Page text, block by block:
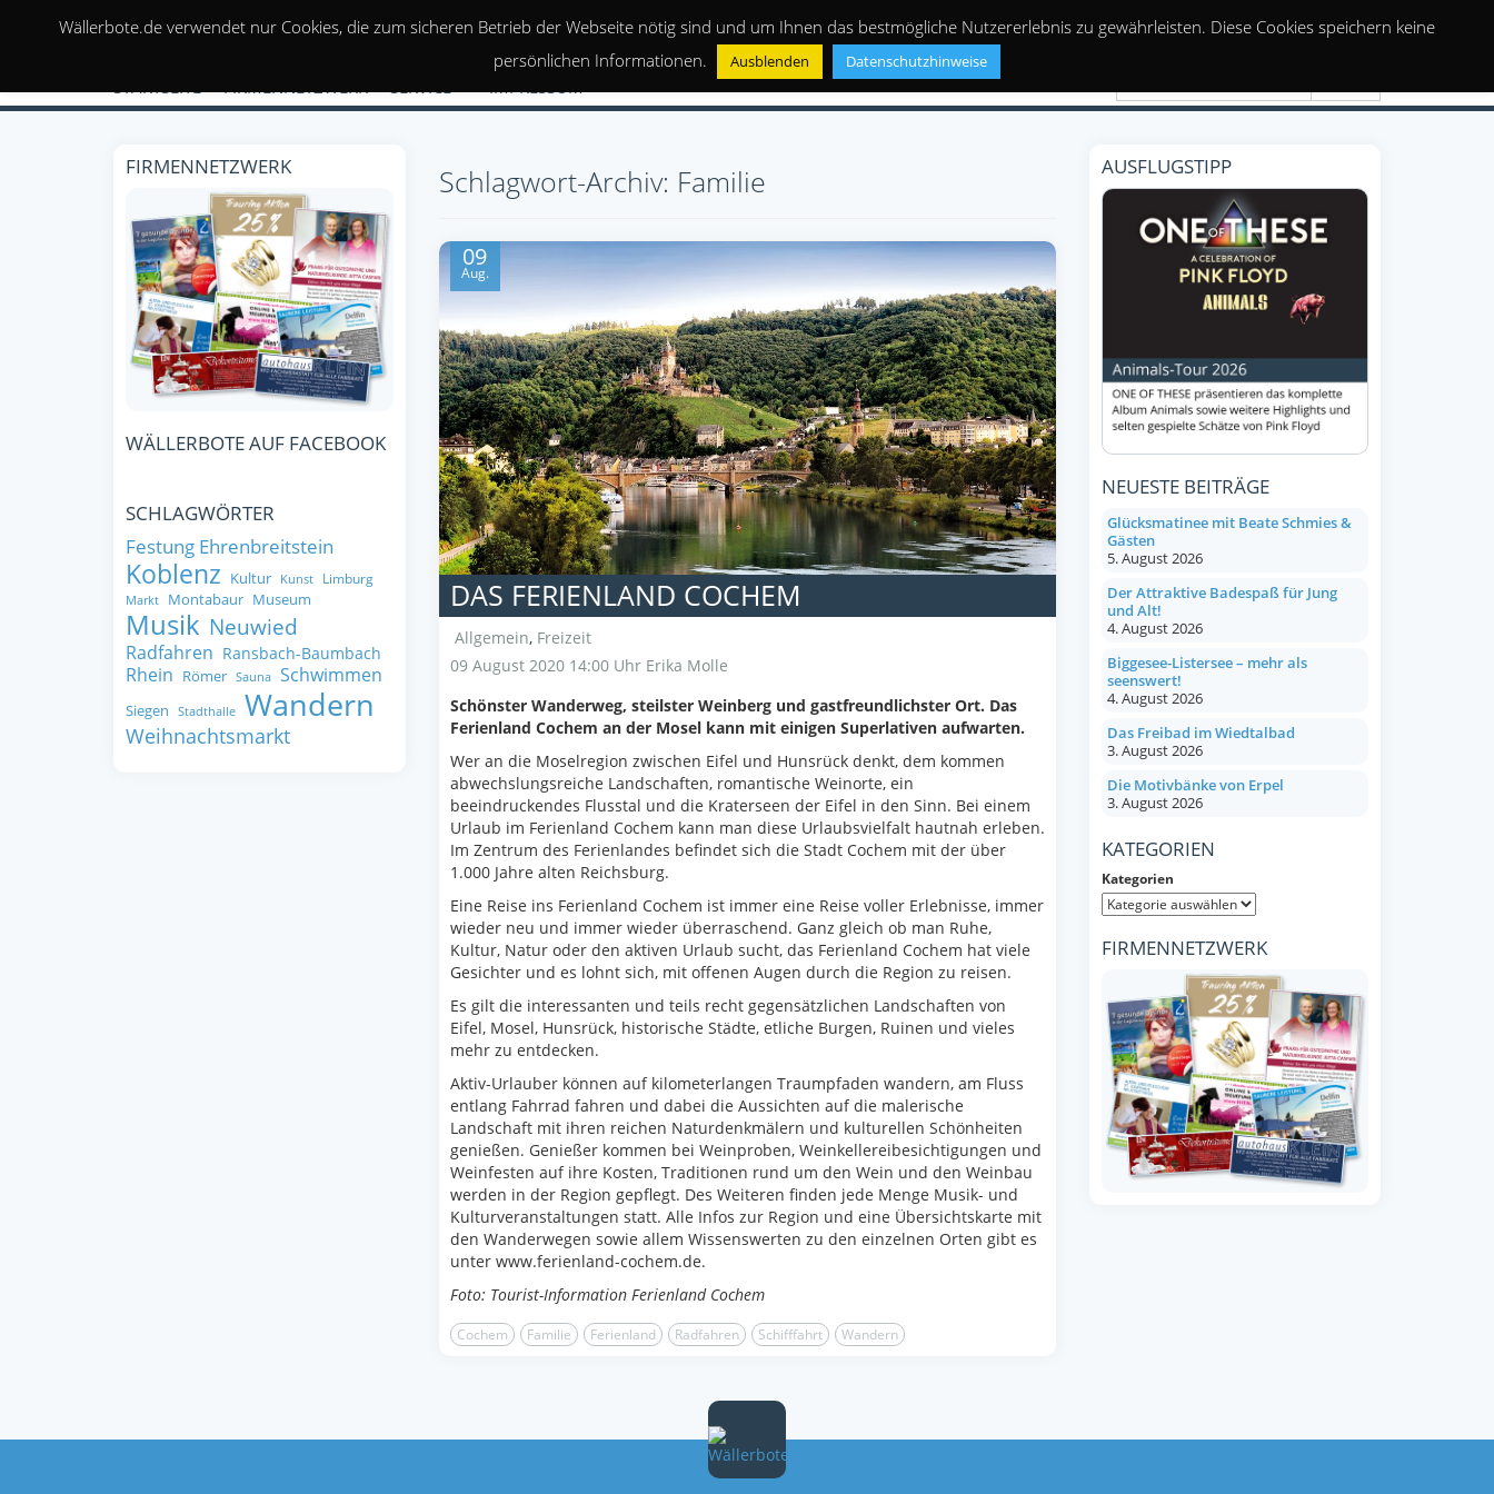
STARTSEITE FIRMENNETZWERK SERVICE IMPRESSUM
Schlagwort-Archiv: Familie
09
Aug.
DAS FERIENLAND COCHEM
Allgemein, Freizeit
09 August 2020 14:00 Uhr Erika Molle
Schönster Wanderweg, steilster Weinberg und gastfreundlichster Ort. Das
Ferienland Cochem an der Mosel kann mit einigen Superlativen aufwarten.
Wer an die Moselregion zwischen Eifel und Hunsrück denkt, dem kommen
abwechslungsreiche Landschaften, romantische Weinorte, ein
beeindruckendes Flusstal und die Kraterseen der Eifel in den Sinn. Bei einem
Urlaub im Ferienland Cochem kann man diese Urlaubsvielfalt hautnah erleben.
Im Zentrum des Ferienlandes befindet sich die Stadt Cochem mit der über
1.000 Jahre alten Reichsburg.
Eine Reise ins Ferienland Cochem ist immer eine Reise voller Erlebnisse, immer
wieder neu und immer wieder überraschend. Ganz gleich ob man Ruhe,
Kultur, Natur oder den aktiven Urlaub sucht, das Ferienland Cochem hat viele
Gesichter und es lohnt sich, mit offenen Augen durch die Region zu reisen.
Es gilt die interessanten und teils recht gegensätzlichen Landschaften von
Eifel, Mosel, Hunsrück, historische Städte, etliche Burgen, Ruinen und vieles
mehr zu entdecken.
Aktiv-Urlauber können auf kilometerlangen Traumpfaden wandern, am Fluss
entlang Fahrrad fahren und dabei die Aussichten auf die malerische
Landschaft mit ihren reichen Naturdenkmälern und kulturellen Schönheiten
genießen. Genießer kommen bei Weinproben, Weinkellereibesichtigungen und
Weinfesten auf ihre Kosten, Traditionen rund um den Wein und den Weinbau
werden in der Region gepflegt. Des Weiteren finden jede Menge Musik- und
Kulturveranstaltungen statt. Alle Infos zur Region und eine Übersichtskarte mit
den Wanderwegen sowie allem Wissenswerten zu den einzelnen Orten gibt es
unter www.ferienland-cochem.de.
Foto: Tourist-Information Ferienland Cochem
Cochem Familie Ferienland Radfahren Schifffahrt Wandern
FIRMENNETZWERK
WÄLLERBOTE AUF FACEBOOK
SCHLAGWÖRTER
Festung Ehrenbreitstein
Koblenz Kultur Kunst Limburg
Markt Montabaur Museum
Musik Neuwied
Radfahren Ransbach-Baumbach
Rhein Römer Sauna Schwimmen
Siegen Stadthalle Wandern
Weihnachtsmarkt
AUSFLUGSTIPP
NEUESTE BEITRÄGE
Glücksmatinee mit Beate Schmies &
Gästen
5. August 2026
Der Attraktive Badespaß für Jung
und Alt!
4. August 2026
Biggesee-Listersee – mehr als
seenswert!
4. August 2026
Das Freibad im Wiedtalbad
3. August 2026
Die Motivbänke von Erpel
3. August 2026
KATEGORIEN
Kategorien
FIRMENNETZWERK
Wällerbote.de verwendet nur Cookies, die zum sicheren Betrieb der Webseite nötig sind und um Ihnen das bestmögliche Nutzererlebnis zu gewährleisten. Diese Cookies speichern keine
persönlichen Informationen.
Ausblenden Datenschutzhinweise